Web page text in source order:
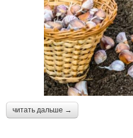
читать дальше →